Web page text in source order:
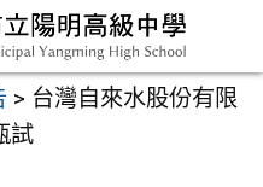
> 台灣自來水股份有限
試